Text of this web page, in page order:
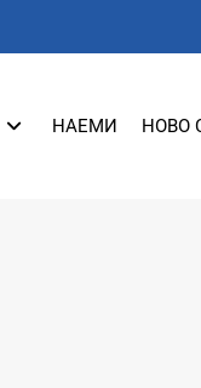
НАЕМИ НОВО